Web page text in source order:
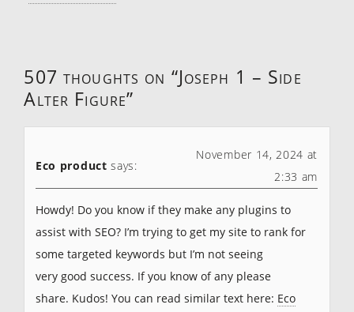
507 thoughts on “Joseph 1 – Side
Alter Figure”
Eco product says:
November 14, 2024 at
2:33 am
Howdy! Do you know if they make any plugins to
assist with SEO? I’m trying to get my site to rank for
some targeted keywords but I’m not seeing
very good success. If you know of any please
share. Kudos! You can read similar text here: Eco